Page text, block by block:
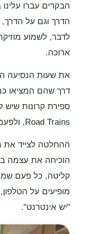
הבקרים עברו
הדרך וגם על הדרך,
לדבר, לשמוע
ארוכה.
את שעות הנסיעה
דרך שהם המציאו
ספירת קרונות
Road Trains, ולפעמים גם בשינה.
ההחלטה לצייד את
הוכיחה את עצמה
קליטה, כל פעם
מופיעים על
"יש אינטרנט".